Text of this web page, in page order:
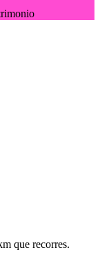
que recorres.